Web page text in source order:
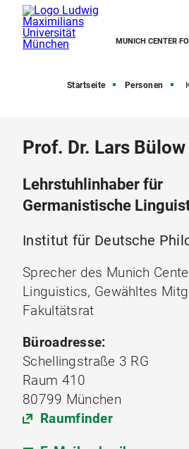
MUNICH CENTER
Startseite Personen
Prof. Dr. Lars Bülow
Lehrstuhlinhaber für
Germanistische
Institut für Deutsche
Sprecher des Munich
Linguistics, Gewähltes
Fakultätsrat
Büroadresse:
Schellingstraße 3 RG
Raum 410
80799 München
Raumfinder